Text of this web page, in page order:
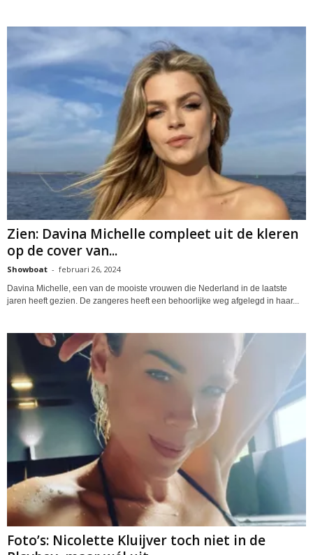
Zien: Davina Michelle compleet uit de kleren
op de cover van...
Showboat - februari 26, 2024
Davina Michelle, een van de mooiste vrouwen die Nederland in de laatste
jaren heeft gezien. De zangeres heeft een behoorlijke weg afgelegd in haar...
Foto’s: Nicolette Kluijver toch niet in de